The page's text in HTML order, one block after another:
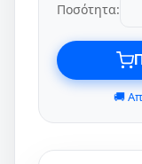
Ποσότητα:
🚚